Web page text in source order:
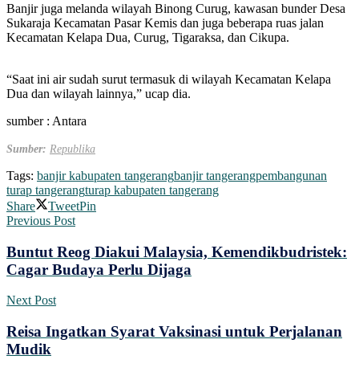
Banjir juga melanda wilayah Binong Curug, kawasan bunder Desa
Sukaraja Kecamatan Pasar Kemis dan juga beberapa ruas jalan
Kecamatan Kelapa Dua, Curug, Tigaraksa, dan Cikupa.
“Saat ini air sudah surut termasuk di wilayah Kecamatan Kelapa
Dua dan wilayah lainnya,” ucap dia.
sumber : Antara
Sumber: Republika
Tags: banjir kabupaten tangerangbanjir tangerangpembangunan
turap tangerangturap kabupaten tangerang
Share
TweetPin
Previous Post
Buntut Reog Diakui Malaysia, Kemendikbudristek:
Cagar Budaya Perlu Dijaga
Next Post
Reisa Ingatkan Syarat Vaksinasi untuk Perjalanan
Mudik